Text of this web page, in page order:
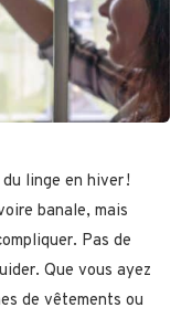
linge en hiver !
banale, mais
Pas de
Que vous ayez
de vêtements ou